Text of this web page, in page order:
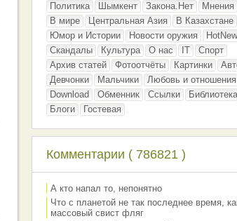
Политика
Шымкент Закона.Нет Мнения
В мире
Центральная Азия В Казахстане
Юмор и Истории
Новости оружия
Скандалы
Культура О нас IT
Спорт
Архив статей
Фотоотчёты Картинки
Девчонки
Мальчики Любовь и отношения
Download
Обменник Ссылки Библиотека
Блоги
Гостевая
Комментарии ( 786821 )
А кто напал то, непонятно
Что с планетой не так последнее время,
массовый свист фляг